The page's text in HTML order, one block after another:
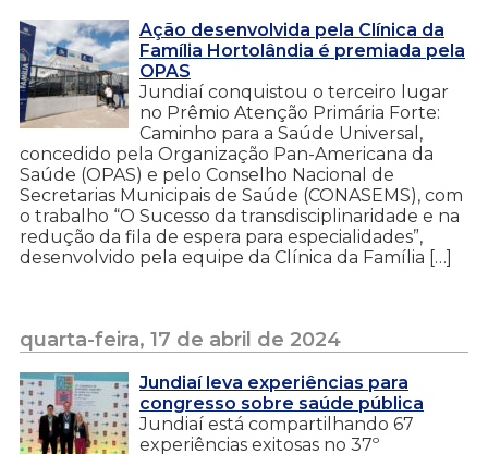
Ação desenvolvida pela Clínica da
Família Hortolândia é premiada pela
OPAS
Jundiaí conquistou o terceiro lugar
no Prêmio Atenção Primária Forte:
Caminho para a Saúde Universal,
concedido pela Organização Pan-Americana da
Saúde (OPAS) e pelo Conselho Nacional de
Secretarias Municipais de Saúde (CONASEMS), com
o trabalho “O Sucesso da transdisciplinaridade e na
redução da fila de espera para especialidades”,
desenvolvido pela equipe da Clínica da Família […]
quarta-feira, 17 de abril de 2024
Jundiaí leva experiências para
congresso sobre saúde pública
Jundiaí está compartilhando 67
experiências exitosas no 37º